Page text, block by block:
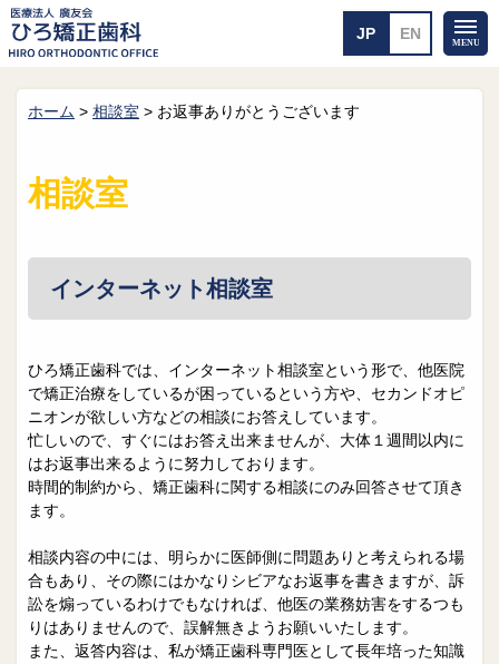
ホーム 矯正治療について
院長紹介
メール送信 相談室
皆さんの声 求人
院長日誌 治療相談
スタッフブログ サイトマップ
0263-54-6622
ホーム > 相談室 > お返事ありがとうございます
相談室
インターネット相談室
ひろ矯正歯科では、インターネット相談室という形で、他医院
で矯正治療をしているが困っているという方や、セカンドオピ
ニオンが欲しい方などの相談にお答えしています。
忙しいので、すぐにはお答え出来ませんが、大体１週間以内に
はお返事出来るように努力しております。
時間的制約から、矯正歯科に関する相談にのみ回答させて頂き
ます。
相談内容の中には、明らかに医師側に問題ありと考えられる場
合もあり、その際にはかなりシビアなお返事を書きますが、訴
訟を煽っているわけでもなければ、他医の業務妨害をするつも
りはありませんので、誤解無きようお願いいたします。
また、返答内容は、私が矯正歯科専門医として長年培った知識